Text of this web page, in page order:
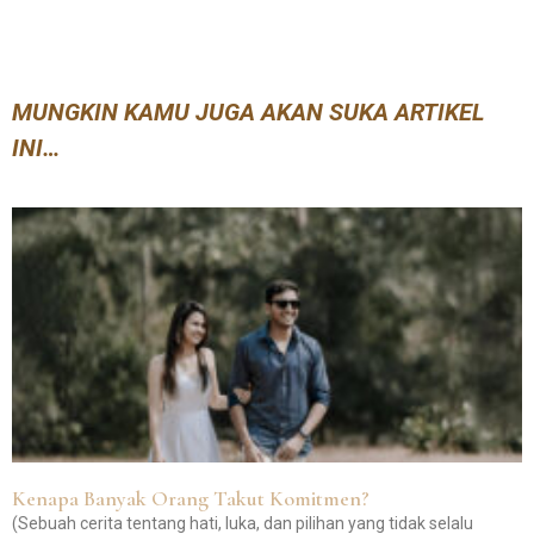
MUNGKIN KAMU JUGA AKAN SUKA ARTIKEL
INI…
Kenapa Banyak Orang Takut Komitmen?
(Sebuah cerita tentang hati, luka, dan pilihan yang tidak selalu